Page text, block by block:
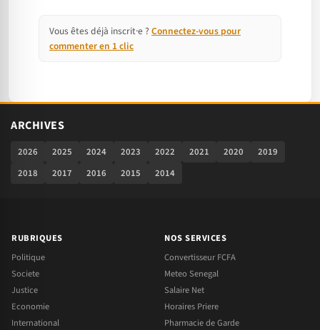
Vous êtes déjà inscrit·e ? Connectez-vous pour
commenter en 1 clic
ARCHIVES
2026 2025 2024 2023 2022 2021 2020
2019
2018
2017 2016 2015 2014
RUBRIQUES
Politique
Societe
Justice
Economie
International
NOS SERVICES
Convertisseur FCFA
Meteo Senegal
Salaire Net
Horaires Priere
Pharmacie de Garde